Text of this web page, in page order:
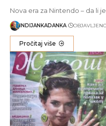
Nova era za Nintendo – da li
INDIJANKADANKA
Pročitaj više